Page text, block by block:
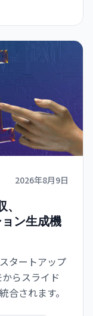
2026年8月9日
ン生成機
タートアップ
らスライド
合されます。